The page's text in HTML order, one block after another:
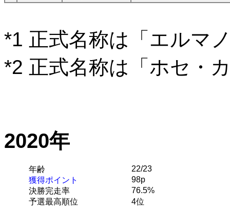
*1 正式名称は「エルマ
*2 正式名称は「ホセ・
2020年
年齢
22/23
獲得ポイント
98p
決勝完走率
76.5%
予選最高順位
4位